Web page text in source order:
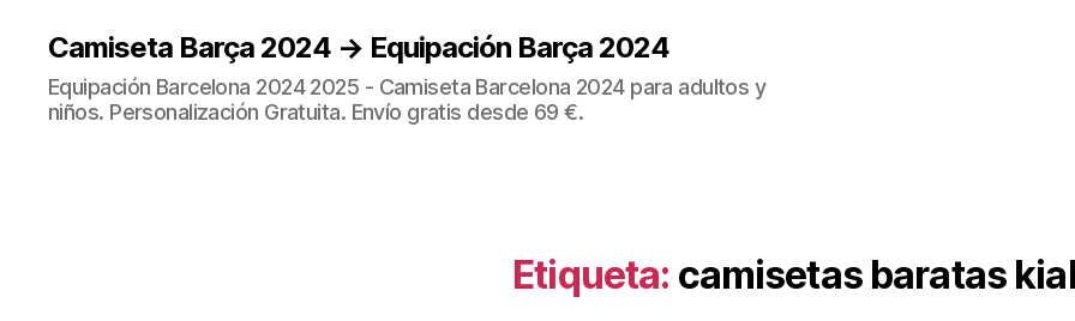
Camiseta Barça 2024 → Equipación Barça 2024
Equipación Barcelona 2024 2025 - Camiseta Barcelona 2024 para adultos y
niños. Personalización Gratuita. Envío gratis desde 69 €.
Etiqueta: camisetas baratas